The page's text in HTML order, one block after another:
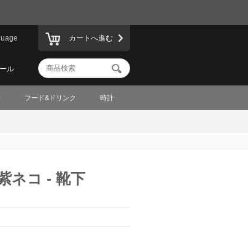
ル
カートへ進む
フード&ドリンク 時計
ネコ - 靴下